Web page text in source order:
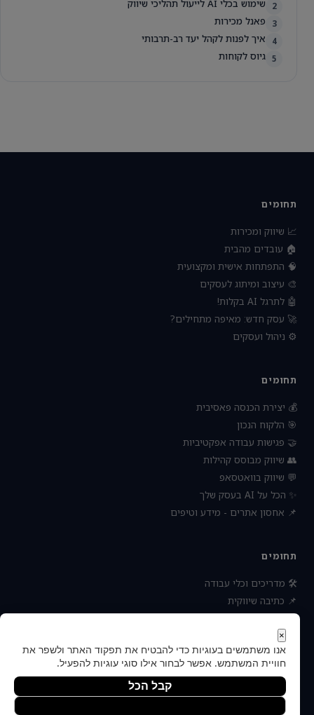
2 שימוש בכלי AI לייעול תהליכי שיווק
3 פאנל מכירות
4 איך לפנות לקהל יעד רב-תרבותי
5 גיוס לקוחות
תחומים
📈 שיווק ומכירות
🏠 עובדים מהבית
🧠 התפתחות אישית ומקצועית
🎨 עיצוב ומיתוג לעסקים
🤖 לתרגל AI בקלות!
🚀 עסק חדש: מאיפה מתחילים?
⚙️ ניהול ועסקים
תחומים
💰 יצירת הכנסה פאסיבית
🎯 הלקוח הנכון
🤝 פגישות עבודה אפקטיביות
👥 שיווק מבוסס קהילות
💬 שיווק בוואטסאפ
✨ הכל על AI בעסק שלך
📌 אחסון אתרים - מידע וטיפים
תחומים
🛠 מדריכים וכלי עבודה
📌 כתיבה שיווקית
📌 socialbee מפלצת המדיה
📌 נטוורקינג וקשרים עסקיים
📌 חדשות כלכלה ועסקים
×
אנו משתמשים בעוגיות כדי להבטיח את תפקוד האתר ולשפר את
חוויית המשתמש. אפשר לבחור אילו סוגי עוגיות להפעיל.
קבל הכל